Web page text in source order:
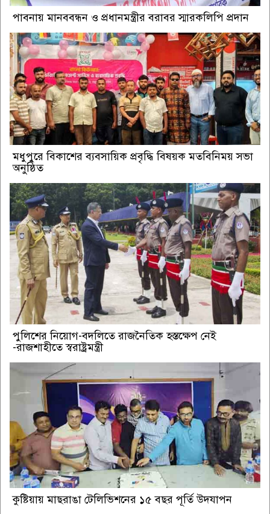
পাবনায় মানববন্ধন ও প্রধানমন্ত্রীর বরাবর স্মারকলিপি প্রদান
মধুপুরে বিকাশের ব্যবসায়িক প্রবৃদ্ধি বিষয়ক মতবিনিময় সভা
অনুষ্ঠিত
পুলিশের নিয়োগ-বদলিতে রাজনৈতিক হস্তক্ষেপ নেই
-রাজশাহীতে স্বরাষ্ট্রমন্ত্রী
কুষ্টিয়ায় মাছরাঙা টেলিভিশনের ১৫ বছর পূর্তি উদযাপন